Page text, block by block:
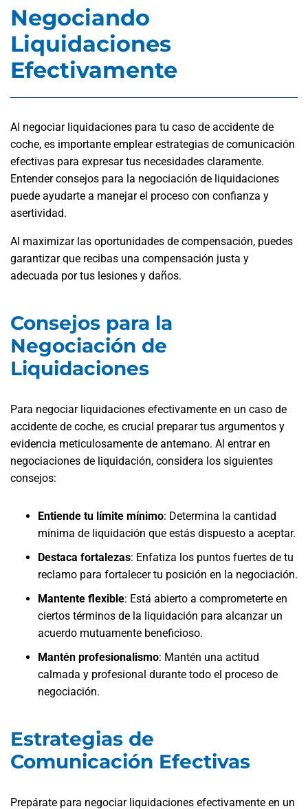
Negociando
Liquidaciones
Efectivamente
Al negociar liquidaciones para tu caso de accidente de
coche, es importante emplear estrategias de comunicación
efectivas para expresar tus necesidades claramente.
Entender consejos para la negociación de liquidaciones
puede ayudarte a manejar el proceso con confianza y
asertividad.
Al maximizar las oportunidades de compensación, puedes
garantizar que recibas una compensación justa y
adecuada por tus lesiones y daños.
Consejos para la
Negociación de
Liquidaciones
Para negociar liquidaciones efectivamente en un caso de
accidente de coche, es crucial preparar tus argumentos y
evidencia meticulosamente de antemano. Al entrar en
negociaciones de liquidación, considera los siguientes
consejos:
Entiende tu límite mínimo: Determina la cantidad
mínima de liquidación que estás dispuesto a aceptar.
Destaca fortalezas: Enfatiza los puntos fuertes de tu
reclamo para fortalecer tu posición en la negociación.
Mantente flexible: Está abierto a comprometerte en
ciertos términos de la liquidación para alcanzar un
acuerdo mutuamente beneficioso.
Mantén profesionalismo: Mantén una actitud
calmada y profesional durante todo el proceso de
negociación.
Estrategias de
Comunicación Efectivas
Prepárate para negociar liquidaciones efectivamente en un